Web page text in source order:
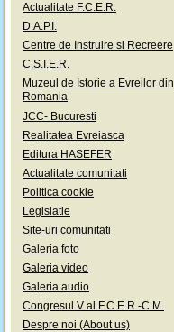
Actualitate F.C.E.R.
D.A.P.I.
Centre de Instruire si Recreere
C.S.I.E.R.
Muzeul de Istorie a Evreilor din
Romania
JCC- Bucuresti
Realitatea Evreiasca
Editura HASEFER
Actualitate comunitati
Politica cookie
Legislatie
Site-uri comunitati
Galeria foto
Galeria video
Galeria audio
Congresul V al F.C.E.R.-C.M.
Despre noi (About us)